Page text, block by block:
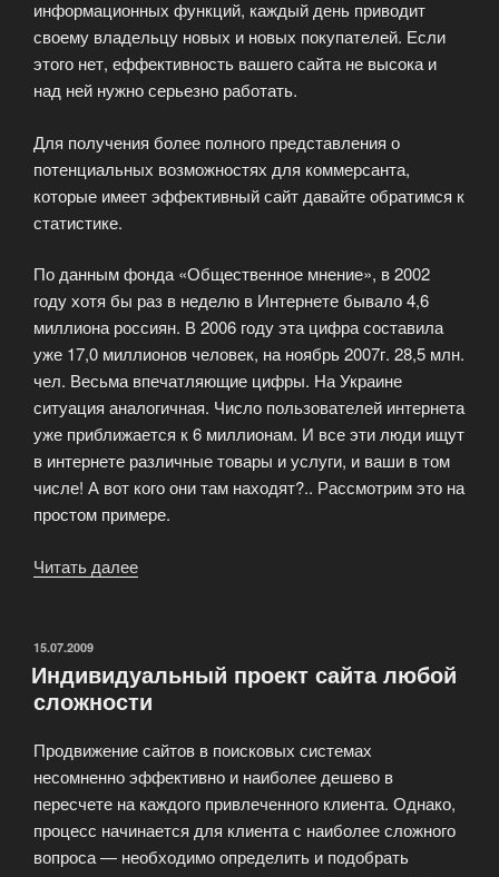
информационных функций, каждый день приводит
своему владельцу новых и новых покупателей. Если
этого нет, еффективность вашего сайта не высока и
над ней нужно серьезно работать.
Для получения более полного представления о
потенциальных возможностях для коммерсанта,
которые имеет эффективный сайт давайте обратимся к
статистике.
По данным фонда «Общественное мнение», в 2002
году хотя бы раз в неделю в Интернете бывало 4,6
миллиона россиян. В 2006 году эта цифра составила
уже 17,0 миллионов человек, на ноябрь 2007г. 28,5 млн.
чел. Весьма впечатляющие цифры. На Украине
ситуация аналогичная. Число пользователей интернета
уже приближается к 6 миллионам. И все эти люди ищут
в интернете различные товары и услуги, и ваши в том
числе! А вот кого они там находят?.. Рассмотрим это на
простом примере.
Читать далее
для
получения
ОПУБЛИКОВАНО
15.07.2009
Индивидуальный проект сайта любой
сложности
Продвижение сайтов в поисковых системах
несомненно эффективно и наиболее дешево в
пересчете на каждого привлеченного клиента. Однако,
процесс начинается для клиента с наиболее сложного
вопроса — необходимо определить и подобрать